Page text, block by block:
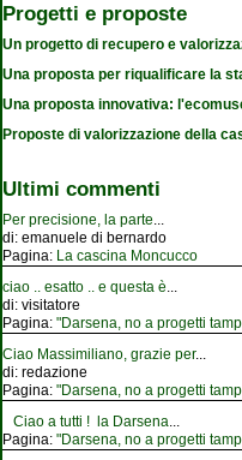
Progetti e proposte
Un progetto di recupero e
Una proposta per riqualificare la
Una proposta innovativa:
Proposte di valorizzazione della
Ultimi commenti
Per precisione, la parte
di: emanuele di bernardo
Pagina: La cascina Moncucco
ciao .. esatto .. e questa è
di: visitatore
Pagina: "Darsena, no a progetti
Ciao Massimiliano, grazie per...
di: redazione
Pagina: "Darsena, no a progetti
Ciao a tutti ! la Darsena
Pagina: "Darsena, no a progetti